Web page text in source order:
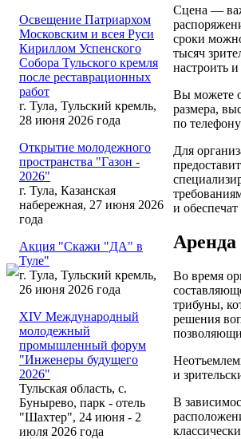
Освещение Патриархом
Московским и всея Руси
Кириллом Успенского
Собора Тульского кремля
после реставрационных
работ
г. Тула, Тульский кремль,
28 июня 2026 года
Открытие молодежного
пространства "Газон -
2026"
г. Тула, Казанская
набережная, 27 июня 2026
года
Акция "Скажи "ДА" в
Туле"
г. Тула, Тульский кремль,
26 июня 2026 года
XIV Международный
молодежный
промышленный форум
"Инженеры будущего
2026"
Тульская область, с.
Бунырево, парк - отель
"Шахтер", 24 июня - 2
июля 2026 года
Сцена —
сроки
тысяч
настроить
Вы можете
размера,
по телефону
Для
и
Аренда
Во время
трибуны,
решения
и
В